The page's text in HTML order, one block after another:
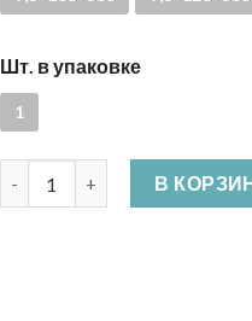
Шт. в упаковке
1
Количество Миксер
В